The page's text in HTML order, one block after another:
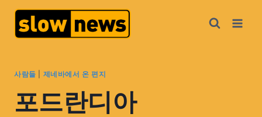
사람들 제네바에서 온 편지
포드란디아